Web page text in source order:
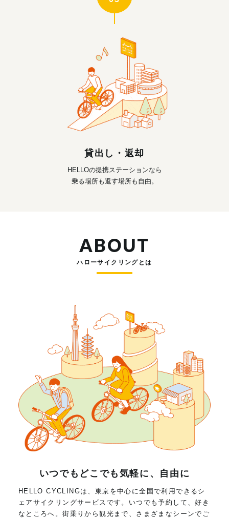
貸出し・返却
HELLOの提携ステーションなら
乗る場所も返す場所も自由。
ABOUT
ハローサイクリングとは
いつでもどこでも気軽に、自由に
HELLO CYCLINGは、東京を中心に全国で利用できるシ
ェアサイクリングサービスです。いつでも予約して、好き
なところへ。街乗りから観光まで、さまざまなシーンでご